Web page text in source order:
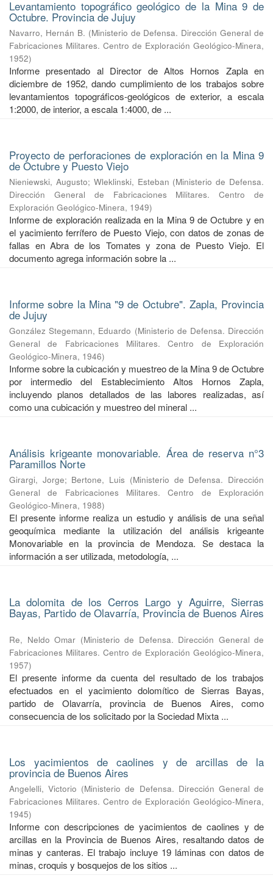
Levantamiento topográfico geológico de la Mina 9 de
Octubre. Provincia de Jujuy
Navarro, Hernán B. (Ministerio de Defensa. Dirección General de
Fabricaciones Militares. Centro de Exploración Geológico-Minera,
1952)
Informe presentado al Director de Altos Hornos Zapla en
diciembre de 1952, dando cumplimiento de los trabajos sobre
levantamientos topográficos-geológicos de exterior, a escala
1:2000, de interior, a escala 1:4000, de ...
Proyecto de perforaciones de exploración en la Mina 9
de Octubre y Puesto Viejo
Nieniewski, Augusto; Wleklinski, Esteban (Ministerio de Defensa.
Dirección General de Fabricaciones Militares. Centro de
Exploración Geológico-Minera, 1949)
Informe de exploración realizada en la Mina 9 de Octubre y en
el yacimiento ferrífero de Puesto Viejo, con datos de zonas de
fallas en Abra de los Tomates y zona de Puesto Viejo. El
documento agrega información sobre la ...
Informe sobre la Mina "9 de Octubre". Zapla, Provincia
de Jujuy
González Stegemann, Eduardo (Ministerio de Defensa. Dirección
General de Fabricaciones Militares. Centro de Exploración
Geológico-Minera, 1946)
Informe sobre la cubicación y muestreo de la Mina 9 de Octubre
por intermedio del Establecimiento Altos Hornos Zapla,
incluyendo planos detallados de las labores realizadas, así
como una cubicación y muestreo del mineral ...
Análisis krigeante monovariable. Área de reserva n°3
Paramillos Norte
Girargi, Jorge; Bertone, Luis (Ministerio de Defensa. Dirección
General de Fabricaciones Militares. Centro de Exploración
Geológico-Minera, 1988)
El presente informe realiza un estudio y análisis de una señal
geoquímica mediante la utilización del análisis krigeante
Monovariable en la provincia de Mendoza. Se destaca la
información a ser utilizada, metodología, ...
La dolomita de los Cerros Largo y Aguirre, Sierras
Bayas, Partido de Olavarría, Provincia de Buenos Aires
Re, Neldo Omar (Ministerio de Defensa. Dirección General de
Fabricaciones Militares. Centro de Exploración Geológico-Minera,
1957)
El presente informe da cuenta del resultado de los trabajos
efectuados en el yacimiento dolomítico de Sierras Bayas,
partido de Olavarría, provincia de Buenos Aires, como
consecuencia de los solicitado por la Sociedad Mixta ...
Los yacimientos de caolines y de arcillas de la
provincia de Buenos Aires
Angelelli, Victorio (Ministerio de Defensa. Dirección General de
Fabricaciones Militares. Centro de Exploración Geológico-Minera,
1945)
Informe con descripciones de yacimientos de caolines y de
arcillas en la Provincia de Buenos Aires, resaltando datos de
minas y canteras. El trabajo incluye 19 láminas con datos de
minas, croquis y bosquejos de los sitios ...